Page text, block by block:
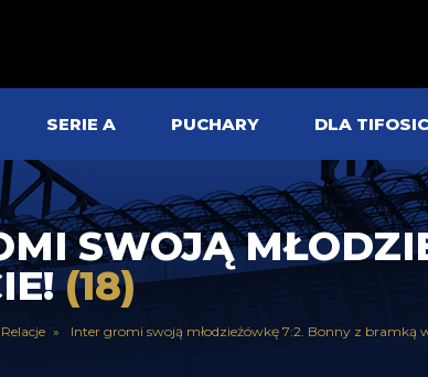
SERIE A PUCHARY DLA
SWOJĄ
(18)
Relacje Inter gromi swoją młodzieżówkę 7:2. Bonny z bramką